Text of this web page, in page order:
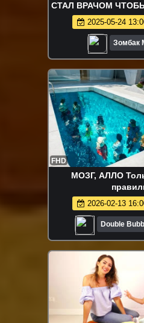
СТАЛ ВРАЧОМ
В
2025-05-24
Зомбак
FHD
МОЗГ, АЛЛО
2026-02-13
Double